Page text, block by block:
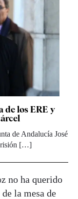
de los ERE y
de Andalucía José
[…]
no ha querido
la mesa de